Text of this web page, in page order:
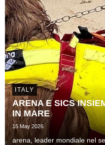
ITALY
ARENA E SICS
IN MARE
15 May 2026
arena, leader mondiale nel